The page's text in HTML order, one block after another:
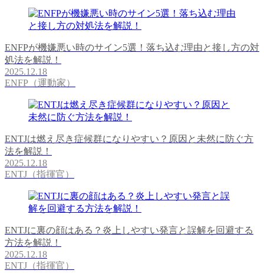
ENFPが機嫌悪い時のサイン5選！落ち込む理由と接し方の対
処法を解説！
2025.12.18
ENFP（運動家）
ENTJは燃え尽き症候群になりやすい？原因と未然に防ぐ方
法を解説！
2025.12.18
ENTJ（指揮官）
ENTJに裏の顔はある？炎上しやすい発言と誤解を回避する
方法を解説！
2025.12.18
ENTJ（指揮官）